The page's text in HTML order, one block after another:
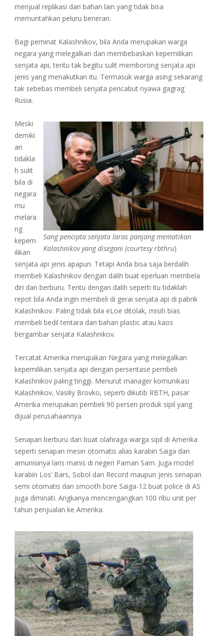
menjual replikasi dari bahan lain yang tidak bisa
memuntahkan peluru beneran.
Bagi peminat Kalashnikov, bila Anda merupakan warga
negara yang melegalkan dan membebaskan kepemilikan
senjata api, tentu tak begitu sulit memborong senjata api
jenis yang menakutkan itu. Termasuk warga asing sekarang
tak sebebas membeli senjata pencabut nyawa gagrag
Rusia.
Sang pencipta senjata laras panjang mematikan
Kalashnikov yang disegani (courtesy rbthru)
Meski
demiki
an
tidakla
h sulit
bila di
negara
mu
melara
ng
kepem
ilikan
senjata api jenis apapun. Tetapi Anda bisa saja berdalih
membeli Kalashnikov dengan dalih buat eperluan membela
diri dan berburu. Tentu dengan dalih seperti itu tidaklah
repot bila Anda ingin membeli di gerai senjata api di pabrik
Kalashnikov. Paling tidak bila eLoe ditolak, misih bias
membeli bedil tentara dari bahan plastic atau kaos
bergambar senjata Kalashnikov.
Tercatat Amerika merupakan Negara yang melegalkan
kepemilikan senjata api dengan persentase pembeli
Kalashnikov paling tinggi. Menurut manager komunikasi
Kalashnikov, Vasiliy Brovko, seperti dikutib RBTH, pasar
Amerika merupakan pembeli 90 persen produk sipil yang
dijual perusahaannya.
Senapan berburu dan buat olahraga warga sipil di Amerika
seperti senapan mesin otomatis alias karabin Saiga dan
amunisinya laris manis di negeri Paman Sam. Juga model
karabin Los’ Bars, Sobol dan Record maupun jenis senapan
semi otomatis dan smooth bore Saiga-12 buat police di AS
juga diminati. Angkanya mencengangkan 100 ribu unit per
tahun penjualan ke Amerika.